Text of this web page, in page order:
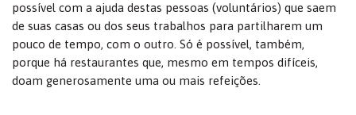
possível com a ajuda destas pessoas (voluntários) que saem
de suas casas ou dos seus trabalhos para partilharem um
pouco de tempo, com o outro. Só é possível, também,
porque há restaurantes que, mesmo em tempos difíceis,
doam generosamente uma ou mais refeições.